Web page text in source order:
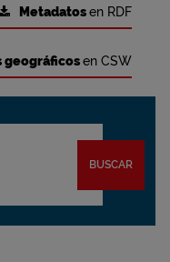
Metadatosen RDF
geográficosen CSW
BUSCAR